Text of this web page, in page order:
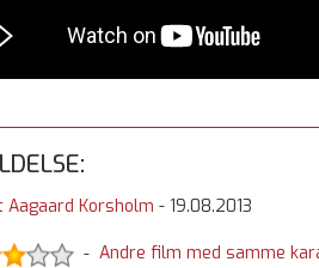
Aagaard Korsholm - 19.08.2013
- Andre film med samme